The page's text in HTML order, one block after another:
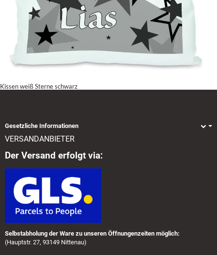
Kissen weiß Sterne schwarz
Gesetzliche Informationen
VERSANDANBIETER
Der Versand erfolgt via:
Selbstabholung der Ware zu unseren Öffnungenzeiten möglich:
(Hauptstr. 27, 93149 Nittenau)